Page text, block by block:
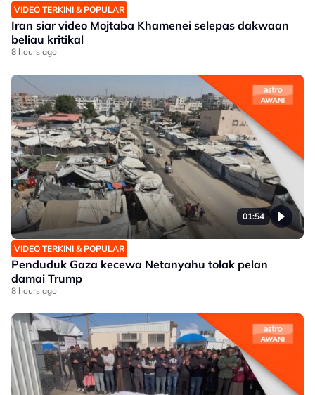
VIDEO TERKINI & POPULAR
Iran siar video Mojtaba Khamenei selepas dakwaan
beliau kritikal
8 hours ago
01:54
VIDEO TERKINI & POPULAR
Penduduk Gaza kecewa Netanyahu tolak pelan
damai Trump
8 hours ago